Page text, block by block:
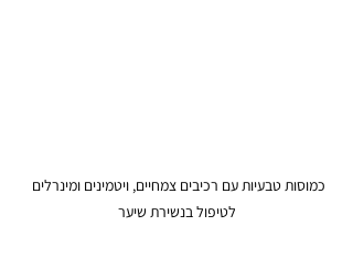
כמוסות טבעיות עם רכיבים צמחיים, ויטמינים ומינרלים
לטיפול בנשירת שיער